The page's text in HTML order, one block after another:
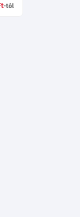
-tól